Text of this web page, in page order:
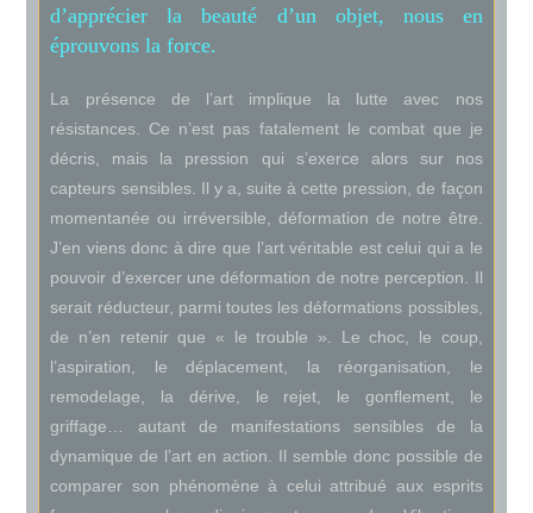
d’apprécier la beauté d’un objet, nous en
éprouvons la force.
La présence de l’art implique la lutte avec nos
résistances. Ce n’est pas fatalement le combat que je
décris, mais la pression qui s’exerce alors sur nos
capteurs sensibles. Il y a, suite à cette pression, de façon
momentanée ou irréversible, déformation de notre être.
J’en viens donc à dire que l’art véritable est celui qui a le
pouvoir d’exercer une déformation de notre perception. Il
serait réducteur, parmi toutes les déformations possibles,
de n’en retenir que « le trouble ». Le choc, le coup,
l’aspiration, le déplacement, la réorganisation, le
remodelage, la dérive, le rejet, le gonflement, le
griffage… autant de manifestations sensibles de la
dynamique de l’art en action. Il semble donc possible de
comparer son phénomène à celui attribué aux esprits